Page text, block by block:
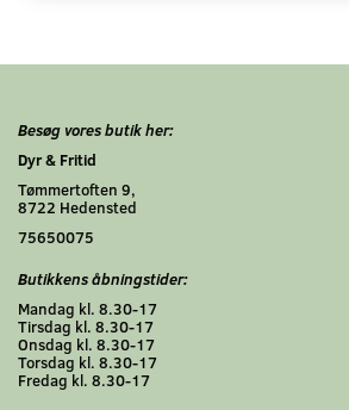
Besøg vores butik her:
Dyr & Fritid
Tømmertoften 9,
8722 Hedensted
75650075
Butikkens åbningstider:
Mandag kl. 8.30-17
Tirsdag kl. 8.30-17
Onsdag kl. 8.30-17
Torsdag kl. 8.30-17
Fredag kl. 8.30-17